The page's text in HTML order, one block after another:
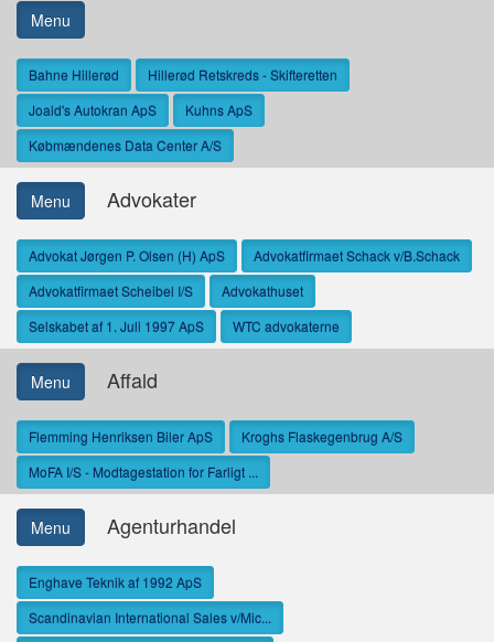
Menu
Bahne Hillerød
Hillerød Retskreds - Skifteretten
Joald's Autokran ApS
Kuhns ApS
Købmændenes Data Center A/S
Menu Advokater
Advokat Jørgen P. Olsen (H) ApS
Advokatfirmaet Schack v/B.Schack
Advokatfirmaet Scheibel I/S
Advokathuset
Selskabet af 1. Juli 1997 ApS
WTC advokaterne
Menu Affald
Flemming Henriksen Biler ApS
Kroghs Flaskegenbrug A/S
MoFA I/S - Modtagestation for Farligt ...
Menu Agenturhandel
Enghave Teknik af 1992 ApS
Scandinavian International Sales v/Mic...